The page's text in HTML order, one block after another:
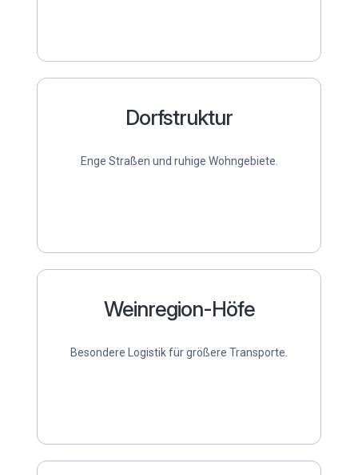
Dorfstruktur
Enge Straßen und ruhige Wohngebiete.
Weinregion-Höfe
Besondere Logistik für größere Transporte.